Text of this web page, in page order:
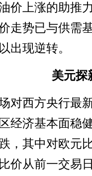
价上涨的助推
走势已与供需
出现逆转。
美元探
西方央行最新
经济基本面稳
，其中对欧元
价从前一交易